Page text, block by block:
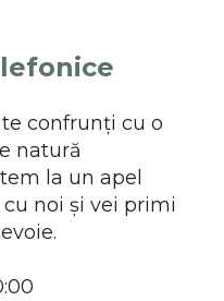
confrunți cu o
natură
la un apel
noi și vei primi